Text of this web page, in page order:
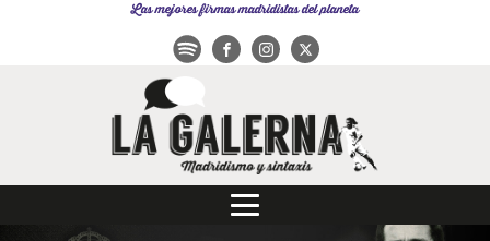
Las mejores firmas madridistas del planeta